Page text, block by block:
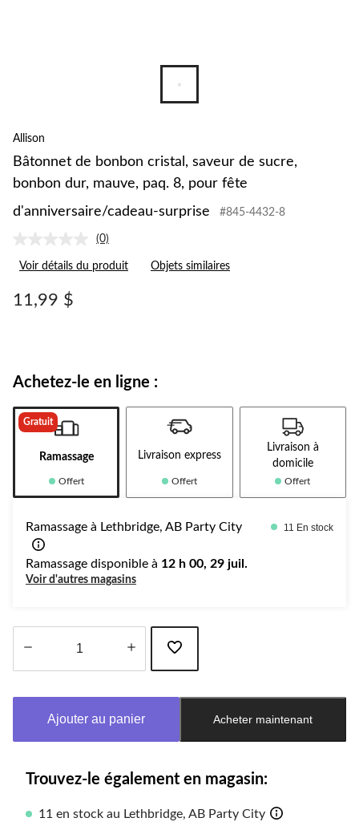
Allison
Bâtonnet de bonbon cristal, saveur de sucre,
bonbon dur, mauve, paq. 8, pour fête
d'anniversaire/cadeau-surprise
#845-4432-8
Aucune
cote
pour
(0)
Voir détails du produit Objets similaires
11,99 $
Achetez-le en ligne :
Gratuit
Ramassage
Offert
Livraison express
Offert
Livraison à
domicile
Offert
Ramassage à Lethbridge, AB Party City 11 En stock
Ramassage disponible à 12 h 00, 29 juil.
Voir d'autres magasins
à
Ajouter au panier Acheter maintenant
Trouvez-le également en magasin:
11 en stock au Lethbridge, AB Party City